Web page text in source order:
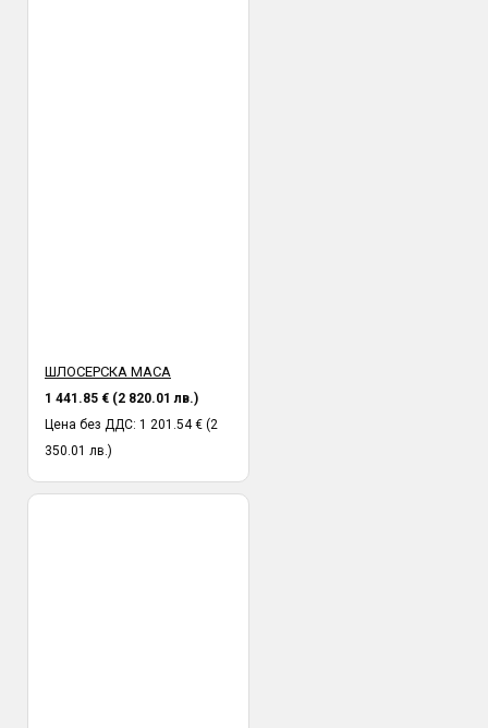
ШЛОСЕРСКА МАСА
1 441.85 € (2 820.01 лв.)
Цена без ДДС: 1 201.54 € (2
350.01 лв.)